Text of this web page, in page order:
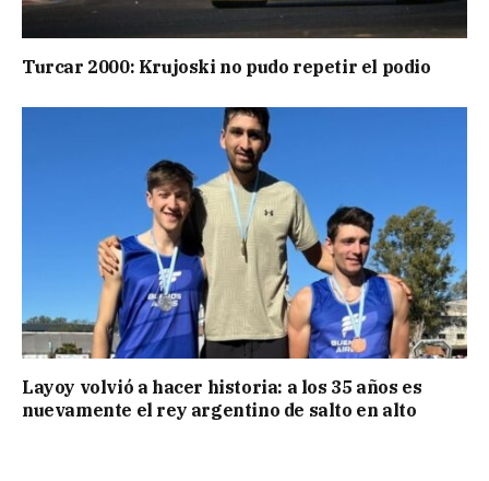
Turcar 2000: Krujoski no pudo repetir el podio
Layoy volvió a hacer historia: a los 35 años es
nuevamente el rey argentino de salto en alto